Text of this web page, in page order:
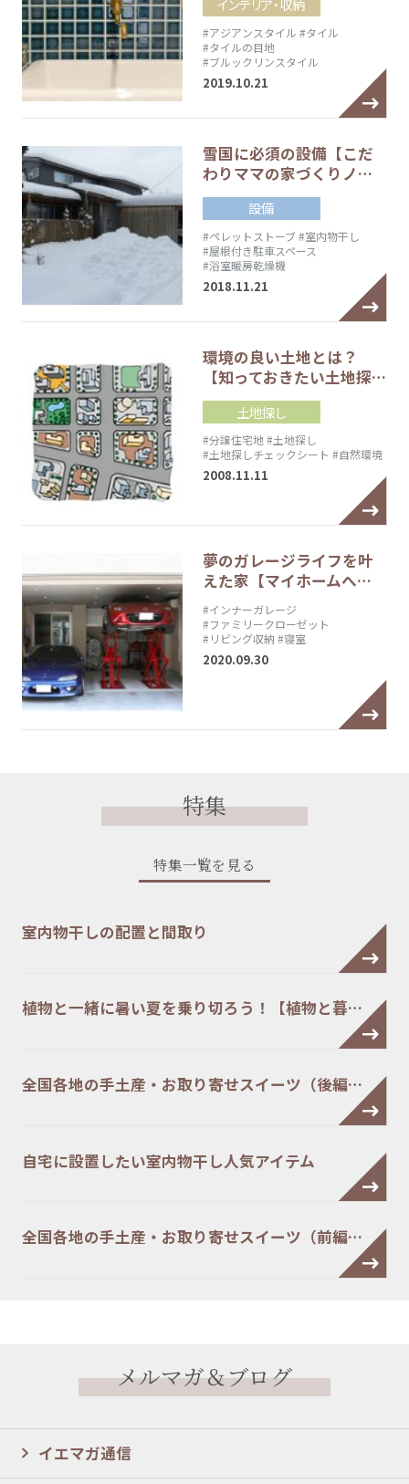
インテリア・収納
#アジアンスタイル #タイル
#タイルの目地
#ブルックリンスタイル
2019.10.21
雪国に必須の設備【こだ
わりママの家づくりノ…
設備
#ペレットストーブ#室内物干し
#屋根付き駐車スペース
#浴室暖房乾燥機
2018.11.21
環境の良い土地とは？
【知っておきたい土地探…
土地探し
#分譲住宅地#土地探し
#土地探しチェックシート #自然環境
2008.11.11
夢のガレージライフを叶
えた家【マイホームへ…
#インナーガレージ
#ファミリークローゼット
#リビング収納 #寝室
2020.09.30
特集
特集一覧を見る
室内物干しの配置と間取り
植物と一緒に暑い夏を乗り切ろう！【植物と暮…
全国各地の手土産・お取り寄せスイーツ（後編…
自宅に設置したい室内物干し人気アイテム
全国各地の手土産・お取り寄せスイーツ（前編…
メルマガ＆ブログ
イエマガ通信